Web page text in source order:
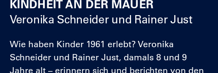
KINDHEIT AN DER MAUER
Veronika Schneider und Rainer Just
Wie haben Kinder 1961 erlebt? Veronika
Schneider und Rainer Just, damals 8 und 9
Jahre alt – erinnern sich und berichten von den